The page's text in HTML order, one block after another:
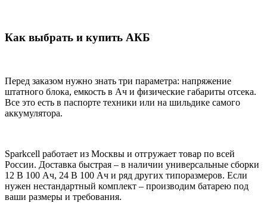
Как выбрать и купить АКБ
Перед заказом нужно знать три параметра: напряжение
штатного блока, емкость в Ач и физические габариты отсека.
Все это есть в паспорте техники или на шильдике самого
аккумулятора.
Sparkcell работает из Москвы и отгружает товар по всей
России. Доставка быстрая ‒ в наличии универсальные сборки
12 В 100 Ач, 24 В 100 Ач и ряд других типоразмеров. Если
нужен нестандартный комплект ‒ производим батарею под
ваши размеры и требования.